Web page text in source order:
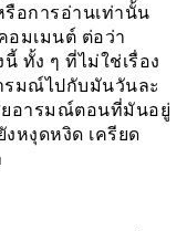
อการอ่านเท่านั้น
อมเมนต์ ต่อว่า
ทั้ง ๆ ที่ไม่ใช่เรื่อง
รมณ์ไปกับมันวันละ
ยอารมณ์ตอนที่มันอยู่
หงุดหงิด เครียด